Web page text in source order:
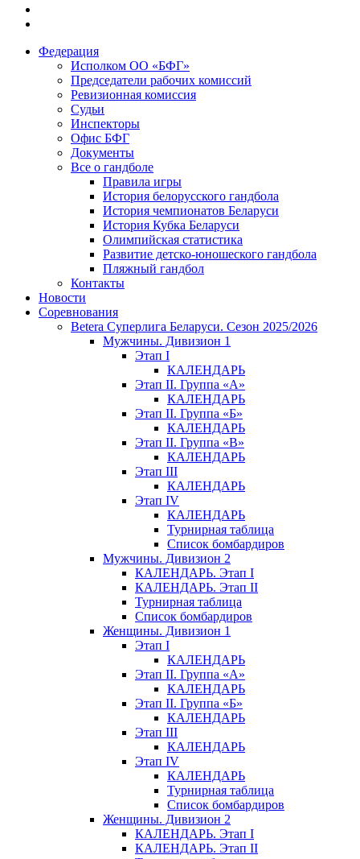
Федерация
Исполком ОО «БФГ»
Председатели рабочих комиссий
Ревизионная комиссия
Судьи
Инспекторы
Офис БФГ
Документы
Все о гандболе
Правила игры
История белорусского гандбола
История чемпионатов Беларуси
История Кубка Беларуси
Олимпийская статистика
Развитие детско-юношеского гандбола
Пляжный гандбол
Контакты
Новости
Соревнования
Betera Суперлига Беларуси. Сезон 2025/2026
Мужчины. Дивизион 1
Этап I
КАЛЕНДАРЬ
Этап II. Группа «А»
КАЛЕНДАРЬ
Этап II. Группа «Б»
КАЛЕНДАРЬ
Этап II. Группа «В»
КАЛЕНДАРЬ
Этап III
КАЛЕНДАРЬ
Этап IV
КАЛЕНДАРЬ
Турнирная таблица
Список бомбардиров
Мужчины. Дивизион 2
КАЛЕНДАРЬ. Этап I
КАЛЕНДАРЬ. Этап II
Турнирная таблица
Список бомбардиров
Женщины. Дивизион 1
Этап I
КАЛЕНДАРЬ
Этап II. Группа «А»
КАЛЕНДАРЬ
Этап II. Группа «Б»
КАЛЕНДАРЬ
Этап III
КАЛЕНДАРЬ
Этап IV
КАЛЕНДАРЬ
Турнирная таблица
Список бомбардиров
Женщины. Дивизион 2
КАЛЕНДАРЬ. Этап I
КАЛЕНДАРЬ. Этап II